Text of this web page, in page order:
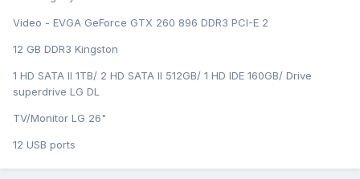
Video - EVGA GeForce GTX 260 896 DDR3 PCI-E 2
12 GB DDR3 Kingston
1 HD SATA II 1TB/ 2 HD SATA II 512GB/ 1 HD IDE 160GB/ Drive
superdrive LG DL
TV/Monitor LG 26"
12 USB ports